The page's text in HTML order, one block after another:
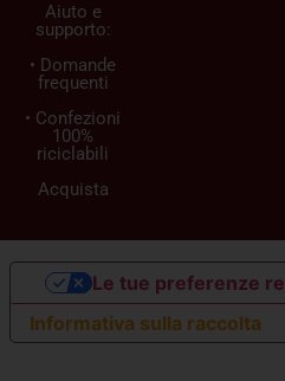
Aiuto e
supporto:
• Domande
frequenti
• Confezioni
100%
riciclabili
Acquista
Informativa sulla raccolta
Le tue preferenze